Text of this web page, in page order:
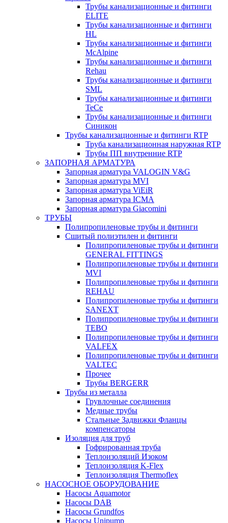
Трубы канализационные и фитинги
ELITE
Трубы канализационные и фитинги
HL
Трубы канализационные и фитинги
McAlpine
Трубы канализационные и фитинги
Rehau
Трубы канализационные и фитинги
SML
Трубы канализационные и фитинги
TeCe
Трубы канализационные и фитинги
Синикон
Трубы канализационные и фитинги RTP
Труба канализационная наружная RTP
Трубы ПП внутренние RTP
ЗАПОРНАЯ АРМАТУРА
Запорная арматура VALOGIN V&G
Запорная арматура MVI
Запорная арматура ViEiR
Запорная арматура ICMA
Запорная арматура Giacomini
ТРУБЫ
Полипропиленовые трубы и фитинги
Сшитый полиэтилен и фитинги
Полипропиленовые трубы и фитинги
GENERAL FITTINGS
Полипропиленовые трубы и фитинги
MVI
Полипропиленовые трубы и фитинги
REHAU
Полипропиленовые трубы и фитинги
SANEXT
Полипропиленовые трубы и фитинги
TEBO
Полипропиленовые трубы и фитинги
VALFEX
Полипропиленовые трубы и фитинги
VALTEC
Прочее
Трубы BERGERR
Трубы из металла
Грувлочные соединения
Медные трубы
Стальные Задвижки Фланцы
компенсаторы
Изоляция для труб
Гофрированная труба
Теплоизоляций Изоком
Теплоизоляция K-Flex
Теплоизоляция Thermoflex
НАСОСНОЕ ОБОРУДОВАНИЕ
Насосы Aquamotor
Насосы DAB
Насосы Grundfos
Насосы Unipump